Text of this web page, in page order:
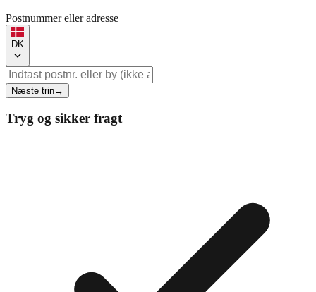
Postnummer eller adresse
DK
Næste trin→
Tryg og sikker fragt